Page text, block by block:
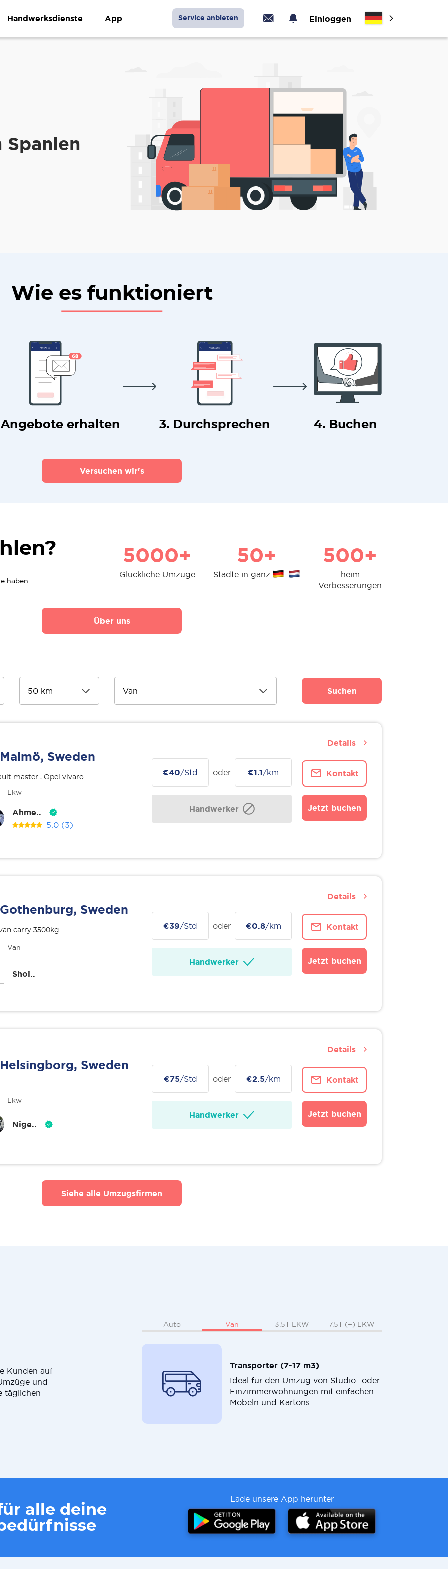
Handwerksdienste App Service anbieten Einloggen
Spanien
Wie es funktioniert
Angebote erhalten 3. Durchsprechen 4. Buchen
Versuchen wir's
haben
5000+
Glückliche Umzüge
50+
Städte in ganz
500+
heim
Verbesserungen
Über uns
Suchen
Malmö, Sweden
master , Opel vivaro
Lkw
Ahme..
5.0 (3)
€40/Std oder €1.1/km
Handwerker
Kontakt
Jetzt buchen
Details
Gothenburg, Sweden
carry 3500kg
Van
Shoi..
€39/Std oder €0.8/km
Handwerker
Kontakt
Jetzt buchen
Details
Helsingborg, Sweden
Lkw
Nige..
€75/Std oder €2.5/km
Handwerker
Kontakt
Jetzt buchen
Details
Siehe alle Umzugsfirmen
Kunden auf
und
täglichen
Auto Van 3.5T LKW 7.5T (+) LKW
Transporter (7-17 m3)
Ideal für den Umzug von Studio- oder
Einzimmerwohnungen mit einfachen
Möbeln und Kartons.
alle deine
Lade unsere App herunter